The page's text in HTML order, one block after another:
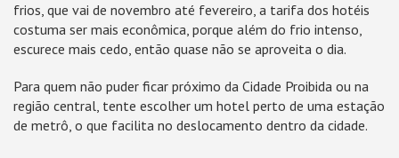
frios, que vai de novembro até fevereiro, a tarifa dos hotéis
costuma ser mais econômica, porque além do frio intenso,
escurece mais cedo, então quase não se aproveita o dia.
Para quem não puder ficar próximo da Cidade Proibida ou na
região central, tente escolher um hotel perto de uma estação
de metrô, o que facilita no deslocamento dentro da cidade.